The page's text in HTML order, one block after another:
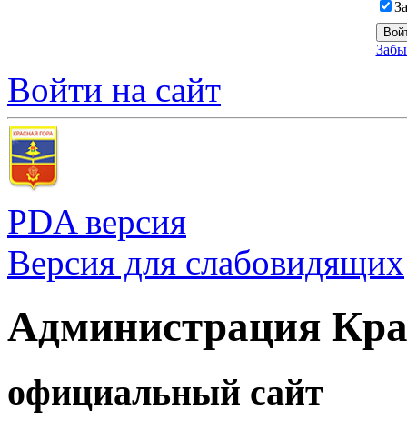
Войти на сайт
PDA версия
Версия для слабовидящих
Администрация
официальный сайт